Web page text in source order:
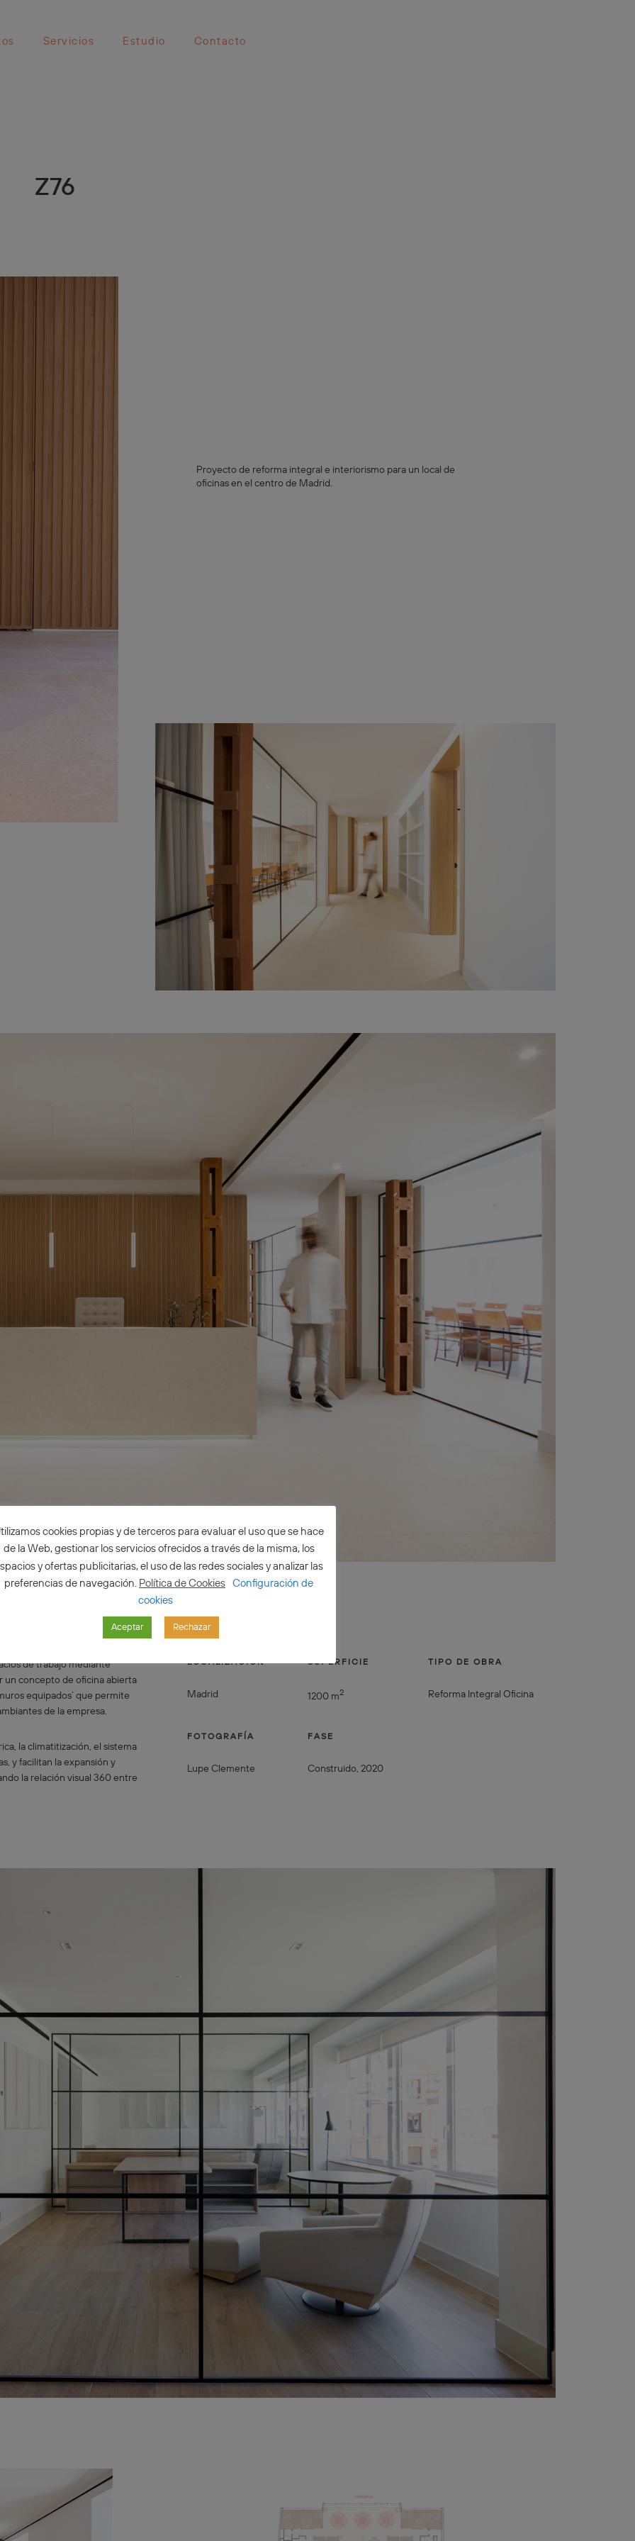
Servicios Estudio Contacto
Z76
Proyecto de reforma integral e interiorismo para un local de
oficinas en el centro de Madrid.
de trabajo mediante
un concepto de oficina abierta
equipados’ que permite
de la empresa.
la climatitización, el sistema
y facilitan la expansión y
la relación visual 360 entre
LOCALIZACIÓN
Madrid
SUPERFICIE
1200 m2
TIPO DE OBRA
Reforma Integral Oficina
FOTOGRAFÍA
Lupe Clemente
FASE
Construido, 2020
cookies propias y de terceros para evaluar el uso que se hace
de la Web, gestionar los servicios ofrecidos a través de la misma, los
y ofertas publicitarias, el uso de las redes sociales y analizar las
preferencias de navegación. Política de Cookies Configuración de
cookies
Aceptar Rechazar